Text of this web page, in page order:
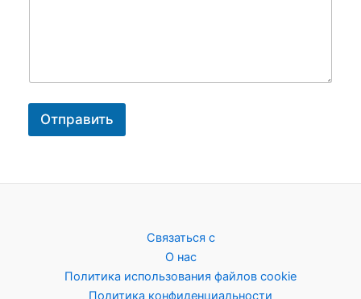
Отправить
Связаться с
О нас
Политика использования файлов cookie
Политика конфиденциальности